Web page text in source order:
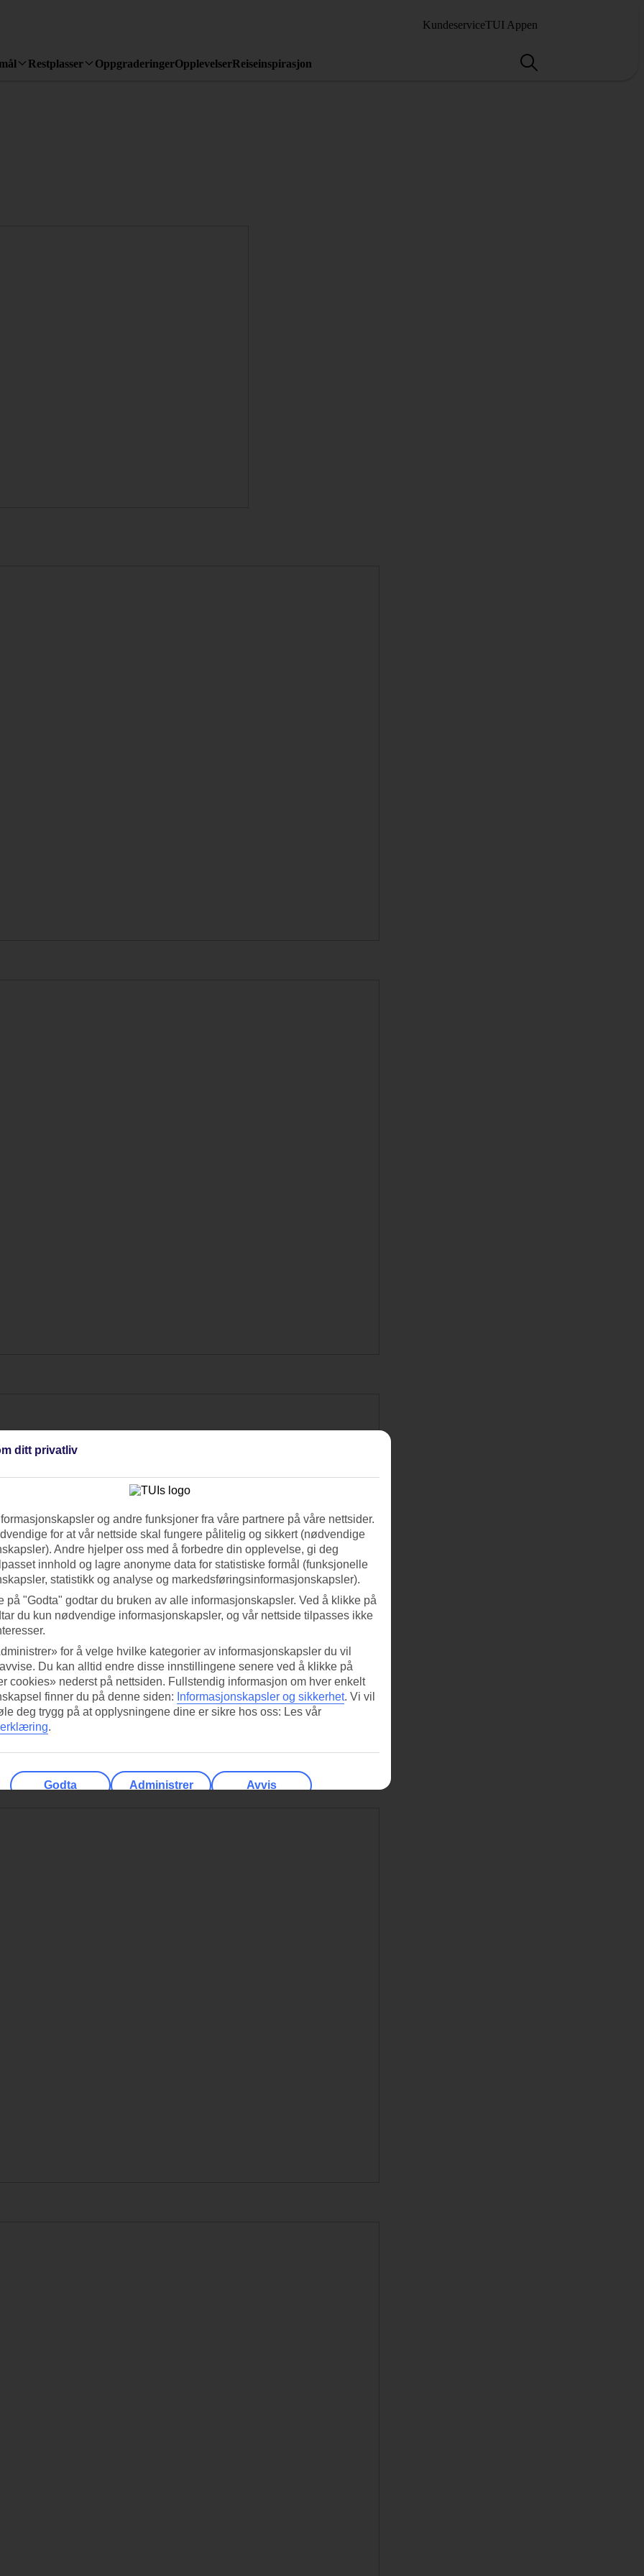
KundeserviceTUI Appen
Restplasser OppgraderingerOpplevelserReiseinspirasjon
ditt privatliv
og andre funksjoner fra våre partnere på våre nettsider.
for at vår nettside skal fungere pålitelig og sikkert (nødvendige
Andre hjelper oss med å forbedre din opplevelse, gi deg
innhold og lagre anonyme data for statistiske formål (funksjonelle
statistikk og analyse og markedsføringsinformasjonskapsler).
på "Godta" godtar du bruken av alle informasjonskapsler. Ved å klikke på
du kun nødvendige informasjonskapsler, og vår nettside tilpasses ikke
for å velge hvilke kategorier av informasjonskapsler du vil
Du kan alltid endre disse innstillingene senere ved å klikke på
cookies» nederst på nettsiden. Fullstendig informasjon om hver enkelt
finner du på denne siden: Informasjonskapsler og sikkerhet. Vi vil
deg trygg på at opplysningene dine er sikre hos oss: Les vår
.
Godta Administrer Avvis